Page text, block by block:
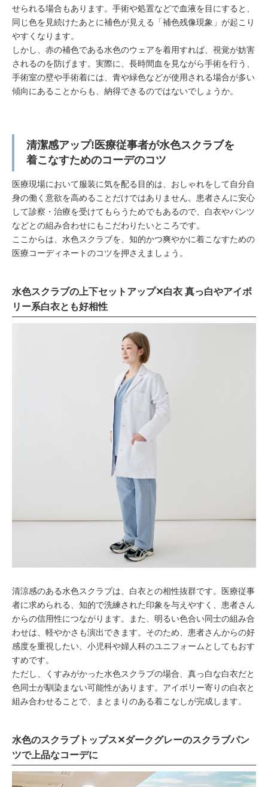
せられる場合もあります。手術や処置などで血液を目にすると、
同じ色を見続けたあとに補色が見える「補色残像現象」が起こり
やすくなります。
しかし、赤の補色である水色のウェアを着用すれば、視覚が妨害
されるのを防げます。実際に、長時間血を見ながら手術を行う、
手術室の壁や手術着には、青や緑色などが使用される場合が多い
傾向にあることからも、納得できるのではないでしょうか。
清潔感アップ!医療従事者が水色スクラブを
着こなすためのコーデのコツ
医療現場において服装に気を配る目的は、おしゃれをして自分自
身の働く意欲を高めることだけではありません。患者さんに安心
して診察・治療を受けてもらうためでもあるので、白衣やパンツ
などとの組み合わせにもこだわりたいところです。
ここからは、水色スクラブを、知的かつ爽やかに着こなすための
医療コーディネートのコツを押さえましょう。
水色スクラブの上下セットアップ✕白衣 真っ白やアイボ
リー系白衣とも好相性
清涼感のある水色スクラブは、白衣との相性抜群です。医療従事
者に求められる、知的で洗練された印象を与えやすく、患者さん
からの信用性につながります。また、明るい色合い同士の組み合
わせは、軽やかさも演出できます。そのため、患者さんからの好
感度を重視したい、小児科や婦人科のユニフォームとしてもおす
すめです。
ただし、くすみがかった水色スクラブの場合、真っ白な白衣だと
色同士が馴染まない可能性があります。アイボリー寄りの白衣と
組み合わせることで、まとまりのある着こなしが完成します。
水色のスクラブトップス✕ダークグレーのスクラブパン
ツで上品なコーデに